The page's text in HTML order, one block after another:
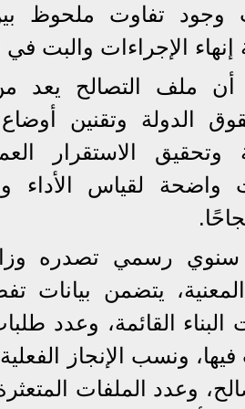
وجود تفاوت ملحوظ
الإجراءات والبت
ملف التصالح يعد من
الدولة وتقنين
وتحقيق الاستقرار
لقياس الأداء
سنوي رسمي تصدره
يتضمن بيانات
القائمة، وعدد
ونسب الإنجاز
وعدد الملفات